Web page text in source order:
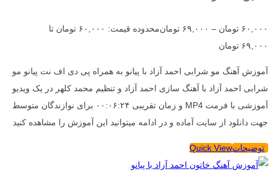
۶۰,۰۰۰ تومان – ۶۹,۰۰۰ تومان
محدوده قیمت: ۶۰,۰۰۰ تومان تا
۶۹,۰۰۰ تومان
آموزش آهنگ مو شرابی احمد آزاد با پیانو به همراه پی دی اف نت پیانو مو
شرابی احمد آزاد با آهنگ سازی احمد آزاد و تنظیم محمد کلهر در یک ویدیو
آموزشی با فرمت MP4 و زمان تقریبی ۰۰:۰۶:۲۴ برای نوازندگان متوسط
جهت دانلود از سایت آماده و در ادامه میتوانید این آموزش را مشاهده کنید
توضیحاتQuick View